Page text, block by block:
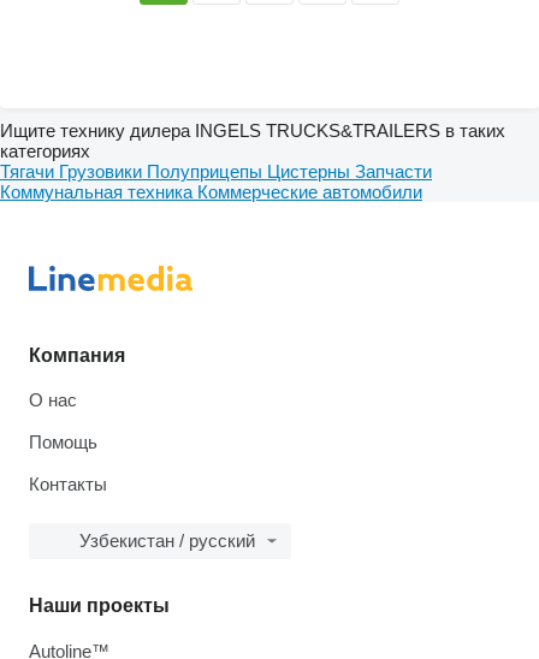
Ищите технику дилера INGELS TRUCKS&TRAILERS в таких
категориях
Тягачи Грузовики Полуприцепы Цистерны Запчасти
Коммунальная техника Коммерческие автомобили
Компания
О нас
Помощь
Контакты
Узбекистан / русский
Наши проекты
Autoline™